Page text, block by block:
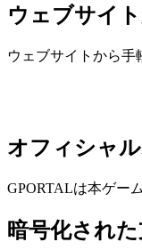
ウェブサイ
ウェブサイトから手
オフィシャ
GPORTALは本ゲー
暗号化され